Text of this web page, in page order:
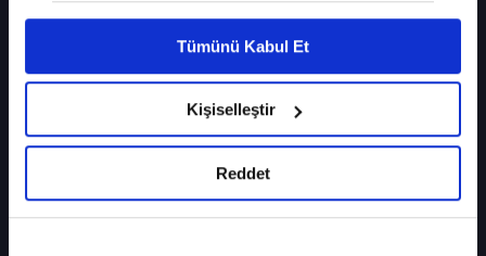
olarak açık rızanız dahilinde kullanılacaktır.
vasıtasıyla belirleyebilirsiniz. Çerezlere ilişkin
detaylı bilgi için Ayarlar butonuna tıklayabilir,
Çerez BilgilendirmeMetnimizi ziyaret
6698 sayılı Kişisel Verilerin Korunması
Kanunu uyarınca hazırlanmış olan İnternet
Tümünü Kabul Et
Kişiselleştir
Reddet
İLGİNİZİ ÇEKEBİLİR
Gazze'de Ateşkes Yine Çıkmaza Girdi